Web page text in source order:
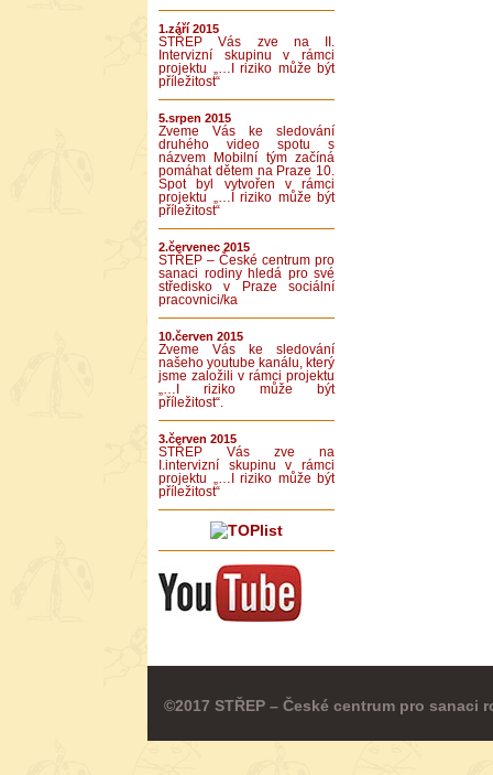
1.září 2015
STŘEP Vás zve na II.
Intervizní skupinu v rámci
projektu „…I riziko může být
příležitost“
5.srpen 2015
Zveme Vás ke sledování
druhého video spotu s
názvem Mobilní tým začíná
pomáhat dětem na Praze 10.
Spot byl vytvořen v rámci
projektu „…I riziko může být
příležitost“
2.červenec 2015
STŘEP – České centrum pro
sanaci rodiny hledá pro své
středisko v Praze sociální
pracovnici/ka
10.červen 2015
Zveme Vás ke sledování
našeho youtube kanálu, který
jsme založili v rámci projektu
„…I riziko může být
příležitost“.
3.červen 2015
STŘEP Vás zve na
I.intervizní skupinu v rámci
projektu „…I riziko může být
příležitost“
©2017 STŘEP – České centrum pro sanaci